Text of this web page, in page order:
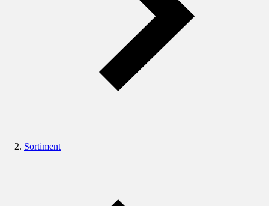
Sortiment